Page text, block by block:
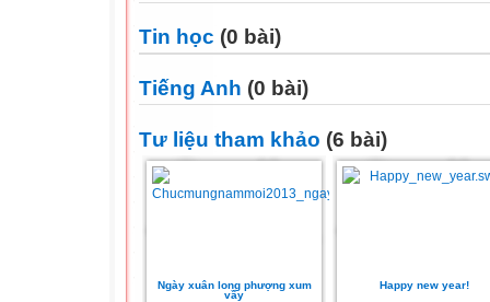
Tin học (0 bài)
Tiếng Anh (0 bài)
Tư liệu tham khảo (6 bài)
Ngày xuân long phượng xum
vầy
Happy new year!